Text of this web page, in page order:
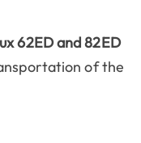
62ED and 82ED
of the